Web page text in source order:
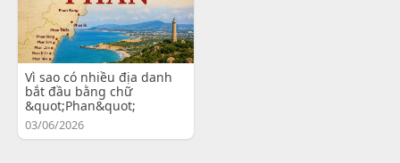
Vì sao có nhiều địa danh
bắt đầu bằng chữ
&quot;Phan&quot;
03/06/2026